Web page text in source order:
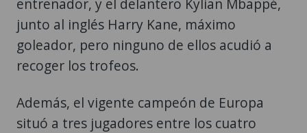
junto al inglés Harry Kane, máximo
goleador, pero ninguno de ellos acudió a
recoger los trofeos.
Además, el vigente campeón de Europa
situó a tres jugadores entre los cuatro